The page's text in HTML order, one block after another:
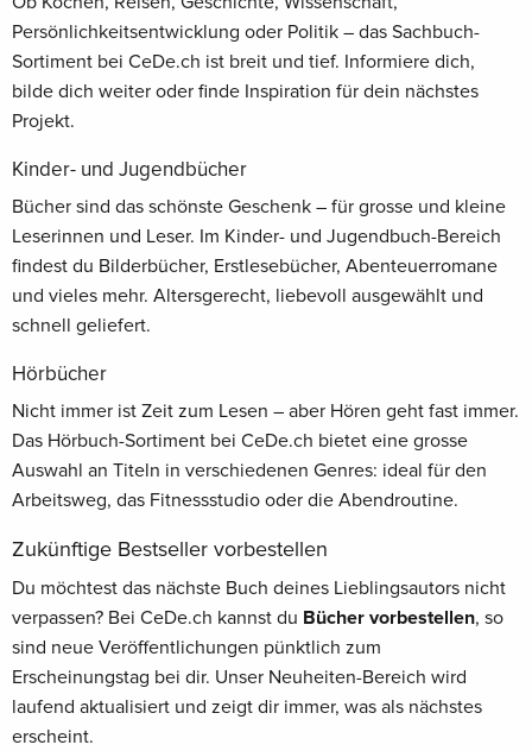
Persönlichkeitsentwicklung oder Politik – das Sachbuch-
Sortiment bei CeDe.ch ist breit und tief. Informiere dich,
bilde dich weiter oder finde Inspiration für dein nächstes
Projekt.
Kinder- und Jugendbücher
Bücher sind das schönste Geschenk – für grosse und kleine
Leserinnen und Leser. Im Kinder- und Jugendbuch-Bereich
findest du Bilderbücher, Erstlesebücher, Abenteuerromane
und vieles mehr. Altersgerecht, liebevoll ausgewählt und
schnell geliefert.
Hörbücher
Nicht immer ist Zeit zum Lesen – aber Hören geht fast immer.
Das Hörbuch-Sortiment bei CeDe.ch bietet eine grosse
Auswahl an Titeln in verschiedenen Genres: ideal für den
Arbeitsweg, das Fitnessstudio oder die Abendroutine.
Zukünftige Bestseller vorbestellen
Du möchtest das nächste Buch deines Lieblingsautors nicht
verpassen? Bei CeDe.ch kannst du Bücher vorbestellen, so
sind neue Veröffentlichungen pünktlich zum
Erscheinungstag bei dir. Unser Neuheiten-Bereich wird
laufend aktualisiert und zeigt dir immer, was als nächstes
erscheint.